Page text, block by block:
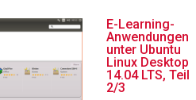
E-Learning-
Anwendungen
unter Ubuntu
Linux Desktop
14.04 LTS, Teil
2/3